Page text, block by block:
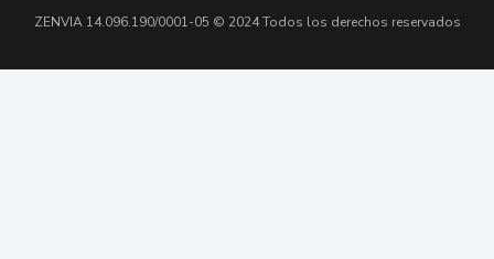
ZENVIA 14.096.190/0001-05 © 2024 Todos los derechos reservados